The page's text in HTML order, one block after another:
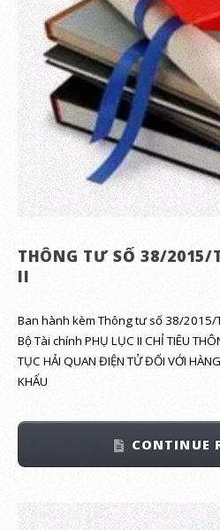
THÔNG TƯ SỐ 38/2015/
II
Ban hành kèm Thông tư số 38/2015/
Bộ Tài chính PHỤ LỤC II CHỈ TIÊU
TỤC HẢI QUAN ĐIỆN TỬ ĐỐI VỚI
KHẨU
CONTINUE